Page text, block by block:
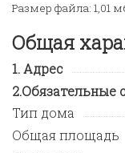
Размер файла: 1,01
Общая
Адрес
Обязательные
Тип дома
Общая площадь